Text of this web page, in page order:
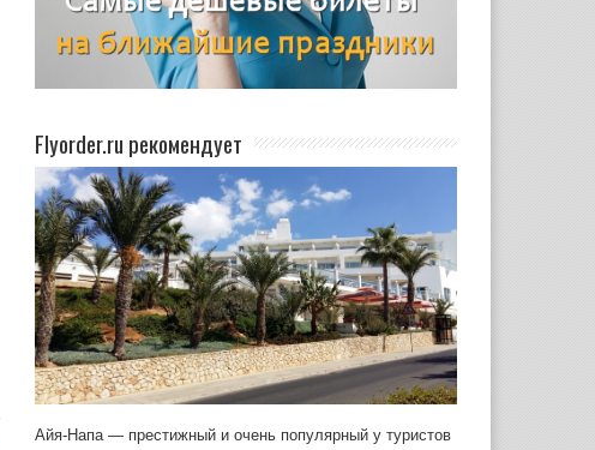
Flyorder.ru рекомендует
Айя-Напа — престижный и очень популярный у туристов